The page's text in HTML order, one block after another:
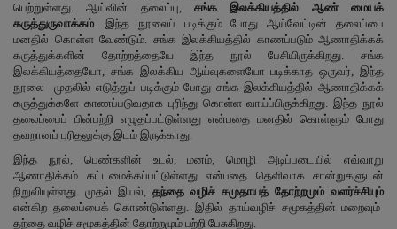
பெற்றுள்ளது. ஆய்வின் தலைப்பு, சங்க இலக்கியத்தில் ஆண் மையக்
கருத்துருவாக்கம். இந்த நூலைப் படிக்கும் போது ஆய்வேட்டின் தலைப்பை
மனதில் கொள்ள வேண்டும். சங்க இலக்கியத்தில் காணப்படும் ஆணாதிக்கக்
கருத்துக்களின் தோற்றத்தையே இந்த நூல் பேசியிருக்கிறது. சங்க
இலக்கியத்தையோ, சங்க இலக்கிய ஆய்வுகளையோ படிக்காத ஒருவர், இந்த
நூலை முதலில் எடுத்துப் படிக்கும் போது சங்க இலக்கியத்தில் ஆணாதிக்கக்
கருத்துக்களே காணப்படுவதாக புரிந்து கொள்ள வாய்ப்பிருக்கிறது. இந்த நூல்
தலைப்பைப் பின்பற்றி எழுதப்பட்டுள்ளது என்பதை மனதில் கொள்ளும் போது
தவறானப் புரிதலுக்கு இடம் இருக்காது.
இந்த நூல், பெண்களின் உடல், மனம், மொழி அடிப்படையில் எவ்வாறு
ஆணாதிக்கம் கட்டமைக்கப்பட்டுள்ளது என்பதை தெளிவாக சான்றுகளுடன்
நிறுவியுள்ளது. முதல் இயல், தந்தை வழிச் சமுதாயத் தோற்றமும் வளர்ச்சியும்
என்கிற தலைப்பைக் கொண்டுள்ளது. இதில் தாய்வழிச் சமூகத்தின் மறைவும்
தந்தை வழிச் சமூகத்தின் தோற்றமும் பற்றி பேசுகிறது.